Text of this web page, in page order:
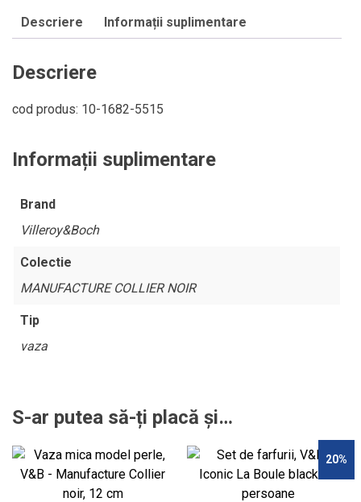
Manufacture
noir,
26
cm
Descriere Informații suplimentare
Descriere
cod produs: 10-1682-5515
Informații suplimentare
Brand
Villeroy&Boch
Colectie
MANUFACTURE COLLIER NOIR
Tip
vaza
S-ar putea să-ți placă și…
20%